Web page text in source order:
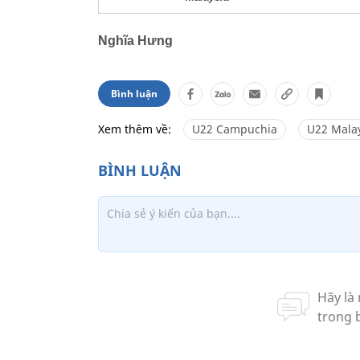
Nghĩa Hưng
Bình luận
Xem thêm về: U22 Campuchia U22